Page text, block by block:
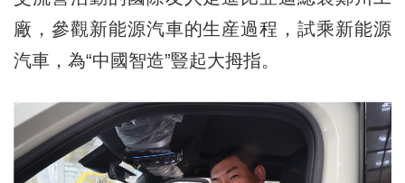
廠，參觀新能源汽車的生産過程，試乘新能源
汽車，為“中國智造”豎起大拇指。